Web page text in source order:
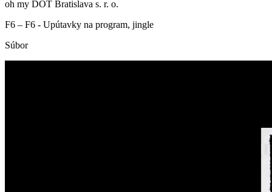
oh my DOT Bratislava s. r. o.
F6 – F6 - Upútavky na program, jingle
Súbor